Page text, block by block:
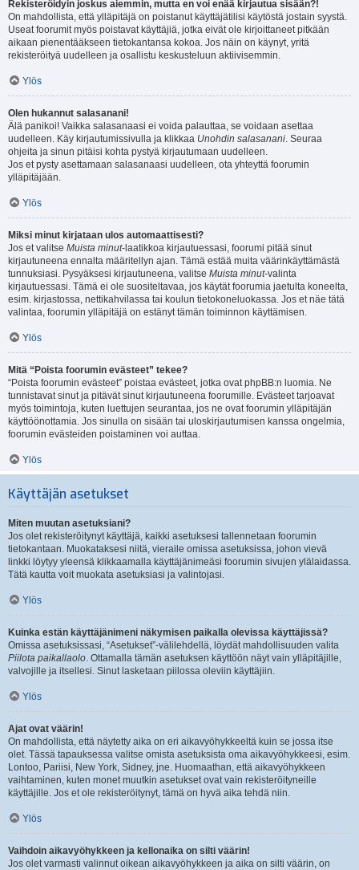
Rekisteröidyin joskus aiemmin, mutta en voi enää kirjautua sisään?!
On mahdollista, että ylläpitäjä on poistanut käyttäjätilisi käytöstä jostain syystä.
Useat foorumit myös poistavat käyttäjiä, jotka eivät ole kirjoittaneet pitkään
aikaan pienentääkseen tietokantansa kokoa. Jos näin on käynyt, yritä
rekisteröityä uudelleen ja osallistu keskusteluun aktiivisemmin.
Ylös
Olen hukannut salasanani!
Älä panikoi! Vaikka salasanaasi ei voida palauttaa, se voidaan asettaa
uudelleen. Käy kirjautumissivulla ja klikkaa Unohdin salasanani. Seuraa
ohjeita ja sinun pitäisi kohta pystyä kirjautumaan uudelleen.
Jos et pysty asettamaan salasanaasi uudelleen, ota yhteyttä foorumin
ylläpitäjään.
Ylös
Miksi minut kirjataan ulos automaattisesti?
Jos et valitse Muista minut-laatikkoa kirjautuessasi, foorumi pitää sinut
kirjautuneena ennalta määritellyn ajan. Tämä estää muita väärinkäyttämästä
tunnuksiasi. Pysyäksesi kirjautuneena, valitse Muista minut-valinta
kirjautuessasi. Tämä ei ole suositeltavaa, jos käytät foorumia jaetulta koneelta,
esim. kirjastossa, nettikahvilassa tai koulun tietokoneluokassa. Jos et näe tätä
valintaa, foorumin ylläpitäjä on estänyt tämän toiminnon käyttämisen.
Ylös
Mitä “Poista foorumin evästeet” tekee?
“Poista foorumin evästeet” poistaa evästeet, jotka ovat phpBB:n luomia. Ne
tunnistavat sinut ja pitävät sinut kirjautuneena foorumille. Evästeet tarjoavat
myös toimintoja, kuten luettujen seurantaa, jos ne ovat foorumin ylläpitäjän
käyttöönottamia. Jos sinulla on sisään tai uloskirjautumisen kanssa ongelmia,
foorumin evästeiden poistaminen voi auttaa.
Ylös
Käyttäjän asetukset
Miten muutan asetuksiani?
Jos olet rekisteröitynyt käyttäjä, kaikki asetuksesi tallennetaan foorumin
tietokantaan. Muokataksesi niitä, vieraile omissa asetuksissa, johon vievä
linkki löytyy yleensä klikkaamalla käyttäjänimeäsi foorumin sivujen ylälaidassa.
Tätä kautta voit muokata asetuksiasi ja valintojasi.
Ylös
Kuinka estän käyttäjänimeni näkymisen paikalla olevissa käyttäjissä?
Omissa asetuksissasi, “Asetukset”-välilehdellä, löydät mahdollisuuden valita
Piilota paikallaolo. Ottamalla tämän asetuksen käyttöön näyt vain ylläpitäjille,
valvojille ja itsellesi. Sinut lasketaan piilossa oleviin käyttäjiin.
Ylös
Ajat ovat väärin!
On mahdollista, että näytetty aika on eri aikavyöhykkeeltä kuin se jossa itse
olet. Tässä tapauksessa valitse omista asetuksista oma aikavyöhykkeesi, esim.
Lontoo, Pariisi, New York, Sidney, jne. Huomaathan, että aikavyöhykkeen
vaihtaminen, kuten monet muutkin asetukset ovat vain rekisteröityneille
käyttäjille. Jos et ole rekisteröitynyt, tämä on hyvä aika tehdä niin.
Ylös
Vaihdoin aikavyöhykkeen ja kellonaika on silti väärin!
Jos olet varmasti valinnut oikean aikavyöhykkeen ja aika on silti väärin, on